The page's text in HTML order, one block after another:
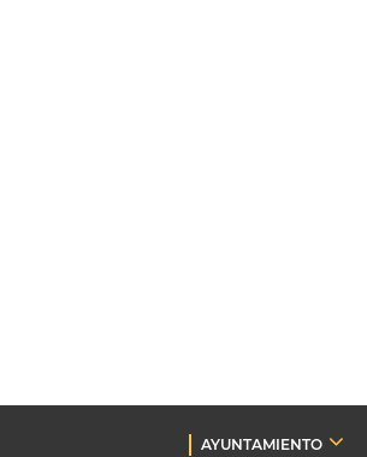
AYUNTAMIENTO